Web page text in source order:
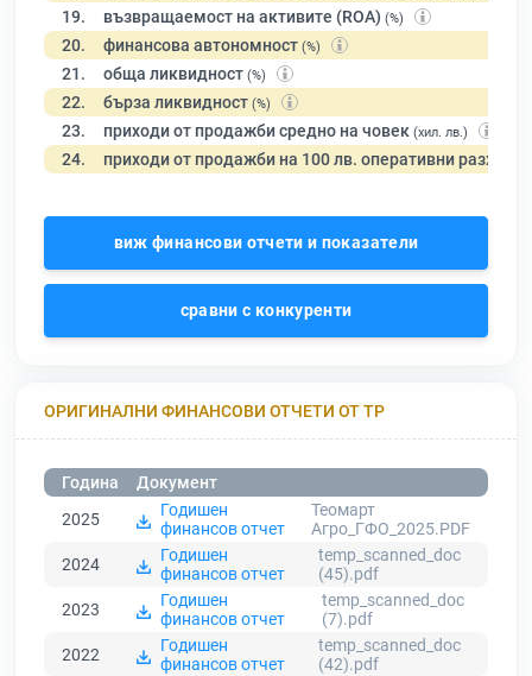
19. възвращаемост на активите (ROA) (%)
20. финансова автономност (%)
21. обща ликвидност (%)
22. бърза ликвидност (%)
23. приходи от продажби средно на човек (хил. лв.)
24. приходи от продажби на 100 лв. оперативни разходи
виж финансови отчети и показатели
сравни с конкуренти
ОРИГИНАЛНИ ФИНАНСОВИ ОТЧЕТИ ОТ ТР
Година
Документ
2025
Годишен
финансов отчет
Теомарт
Агро_ГФО_2025.PDF
2024
Годишен
финансов отчет
temp_scanned_doc
(45).pdf
2023
Годишен
финансов отчет
temp_scanned_doc
(7).pdf
2022
Годишен
финансов отчет
temp_scanned_doc
(42).pdf